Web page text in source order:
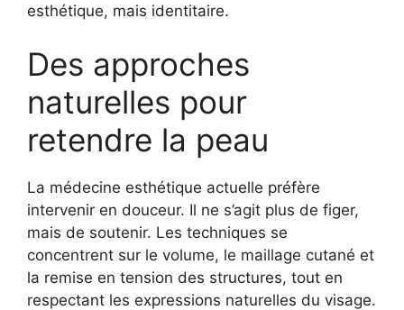
esthétique, mais identitaire.
Des approches
naturelles pour
retendre la peau
La médecine esthétique actuelle préfère
intervenir en douceur. Il ne s’agit plus de figer,
mais de soutenir. Les techniques se
concentrent sur le volume, le maillage cutané et
la remise en tension des structures, tout en
respectant les expressions naturelles du visage.